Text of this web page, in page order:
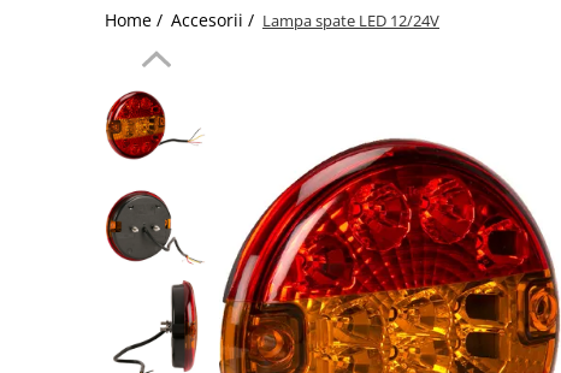
Tiranti centrali, verticali, laterali
Home / Accesorii / Lampa spate LED 12/24V